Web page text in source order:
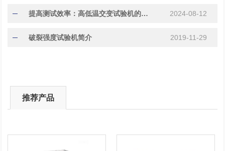
提高测试效率：高低温交变试验机的设计 2024-08-12
破裂强度试验机简介 2019-11-29
推荐产品